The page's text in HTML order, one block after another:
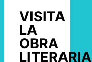
VISITA
LA
OBRA
LITERARIA